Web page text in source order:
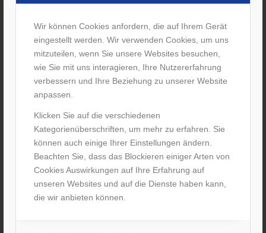
Wir können Cookies anfordern, die auf Ihrem Gerät
eingestellt werden. Wir verwenden Cookies, um uns
mitzuteilen, wenn Sie unsere Websites besuchen,
wie Sie mit uns interagieren, Ihre Nutzererfahrung
verbessern und Ihre Beziehung zu unserer Website
anpassen.
Klicken Sie auf die verschiedenen
Kategorienüberschriften, um mehr zu erfahren. Sie
können auch einige Ihrer Einstellungen ändern.
Beachten Sie, dass das Blockieren einiger Arten von
Cookies Auswirkungen auf Ihre Erfahrung auf
unseren Websites und auf die Dienste haben kann,
die wir anbieten können.